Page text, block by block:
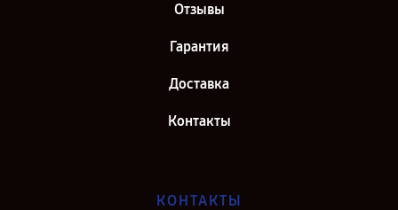
Отзывы
Гарантия
Доставка
Контакты
КОНТАКТЫ